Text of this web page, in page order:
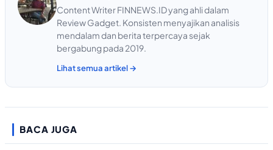
Content Writer FINNEWS.ID yang ahli dalam
Review Gadget. Konsisten menyajikan analisis
mendalam dan berita terpercaya sejak
bergabung pada 2019.
Lihat semua artikel →
BACA JUGA